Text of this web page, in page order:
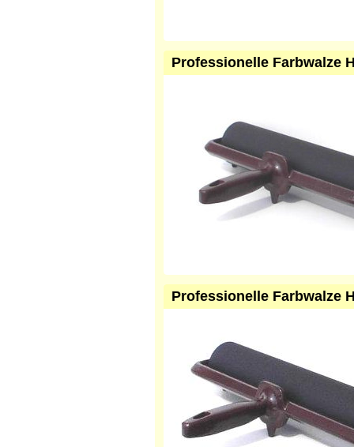
Professionelle Farbwalze
Professionelle Farbwalze